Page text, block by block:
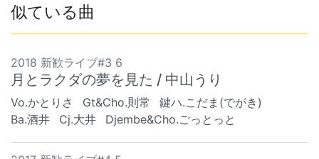
似ている曲
2018 新歓ライブ#3 6
月とラクダの夢を見た / 中山うり
Vo.かとりさ Gt&Cho.則常
鍵ハ.こだま(でがき)
Ba.酒井
Cj.大井 Djembe&Cho.ごっとっと